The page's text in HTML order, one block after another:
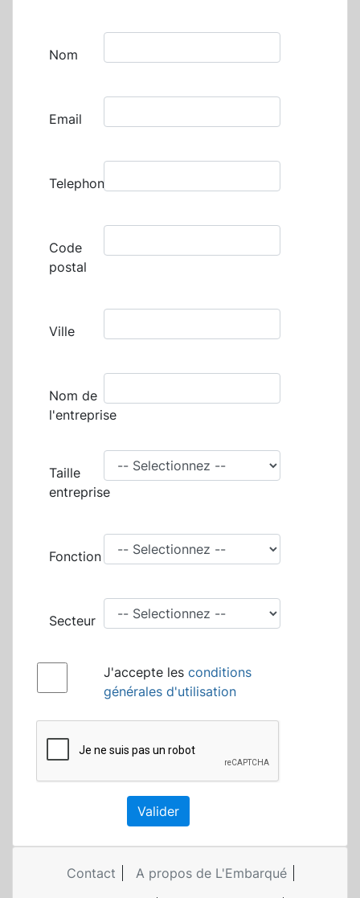
Nom
Email
Telephone
Code
postal
Ville
Nom de
l'entreprise
Taille
entreprise
Fonction
Secteur
J'accepte les conditions
générales d'utilisation
Valider
Contact
A propos de L'Embarqué